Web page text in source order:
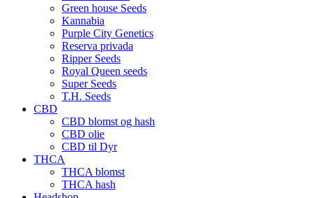
Green house Seeds
Kannabia
Purple City Genetics
Reserva privada
Ripper Seeds
Royal Queen seeds
Super Seeds
T.H. Seeds
CBD
CBD blomst og hash
CBD olie
CBD til Dyr
THCA
THCA blomst
THCA hash